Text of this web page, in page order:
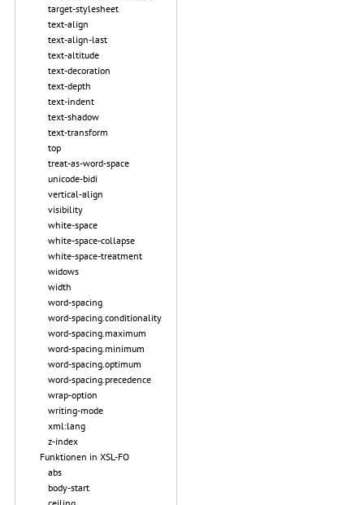
target-stylesheet
text-align
text-align-last
text-altitude
text-decoration
text-depth
text-indent
text-shadow
text-transform
top
treat-as-word-space
unicode-bidi
vertical-align
visibility
white-space
white-space-collapse
white-space-treatment
widows
width
word-spacing
word-spacing.conditionality
word-spacing.maximum
word-spacing.minimum
word-spacing.optimum
word-spacing.precedence
wrap-option
writing-mode
xml:lang
z-index
Funktionen in XSL-FO
abs
body-start